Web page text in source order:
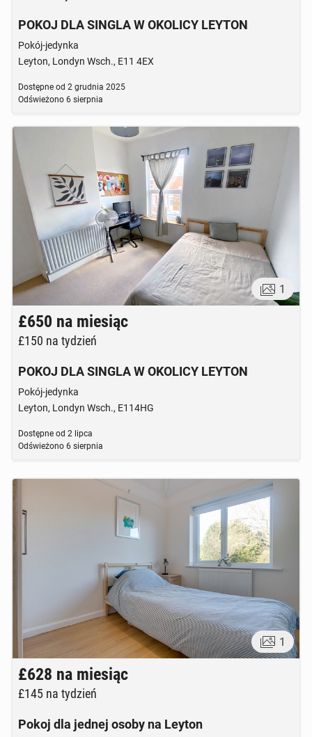
POKOJ DLA SINGLA W OKOLICY LEYTON
Pokój-jedynka
Leyton, Londyn Wsch., E11 4EX
Dostępne od 2 grudnia 2025
Odświeżono 6 sierpnia
1
£650 na miesiąc
£150 na tydzień
POKOJ DLA SINGLA W OKOLICY LEYTON
Pokój-jedynka
Leyton, Londyn Wsch., E114HG
Dostępne od 2 lipca
Odświeżono 6 sierpnia
1
£628 na miesiąc
£145 na tydzień
Pokoj dla jednej osoby na Leyton